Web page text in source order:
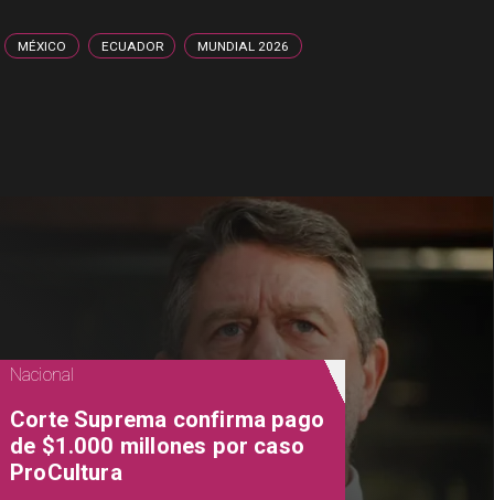
MÉXICO ECUADOR MUNDIAL 2026
Nacional
Corte Suprema confirma pago
de $1.000 millones por caso
ProCultura